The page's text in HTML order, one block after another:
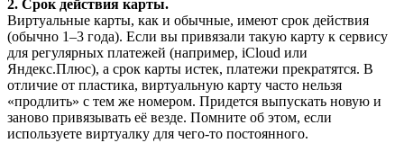
2. Срок действия карты.
Виртуальные карты, как и обычные, имеют срок действия
(обычно 1–3 года). Если вы привязали такую карту к сервису
для регулярных платежей (например, iCloud или
Яндекс.Плюс), а срок карты истек, платежи прекратятся. В
отличие от пластика, виртуальную карту часто нельзя
«продлить» с тем же номером. Придется выпускать новую и
заново привязывать её везде. Помните об этом, если
используете виртуалку для чего-то постоянного.